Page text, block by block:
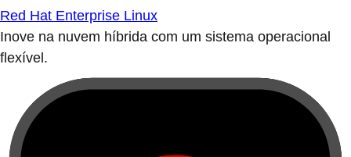
Red Hat Enterprise Linux
Inove na nuvem híbrida com um sistema operacional
flexível.